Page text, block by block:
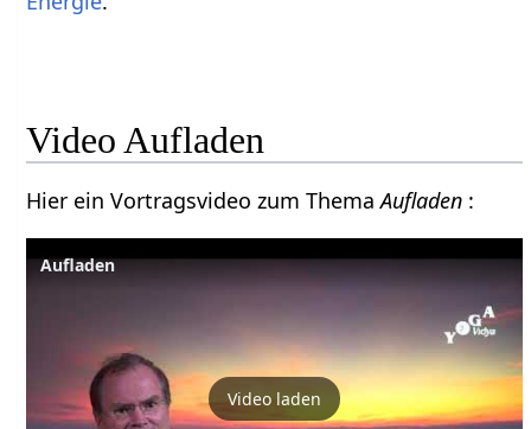
Video Aufladen
Hier ein Vortragsvideo zum ThemaAufladen :
Aufladen
Video laden